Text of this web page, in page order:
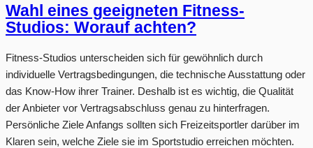
Wahl eines geeigneten Fitness-
Studios: Worauf achten?
Fitness-Studios unterscheiden sich für gewöhnlich durch
individuelle Vertragsbedingungen, die technische Ausstattung oder
das Know-How ihrer Trainer. Deshalb ist es wichtig, die Qualität
der Anbieter vor Vertragsabschluss genau zu hinterfragen.
Persönliche Ziele Anfangs sollten sich Freizeitsportler darüber im
Klaren sein, welche Ziele sie im Sportstudio erreichen möchten.